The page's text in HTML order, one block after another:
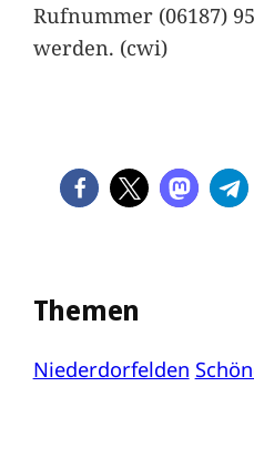
Rufnummer (06187)
werden. (cwi)
Themen
Niederdorfelden